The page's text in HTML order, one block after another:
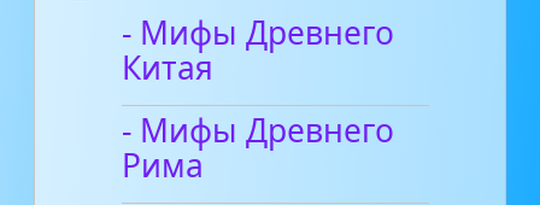
- Мифы Древнего
Китая
- Мифы Древнего
Рима